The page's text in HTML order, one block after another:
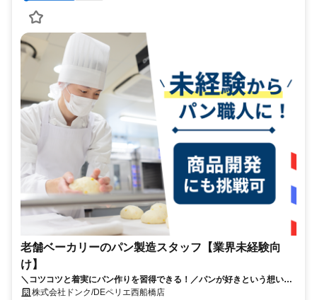
老舗ベーカリーのパン製造スタッフ【業界未経験向
け】
＼コツコツと着実にパン作りを習得できる！／パンが好きという想いを
仕事に。
株式会社ドンク/DEペリエ西船橋店